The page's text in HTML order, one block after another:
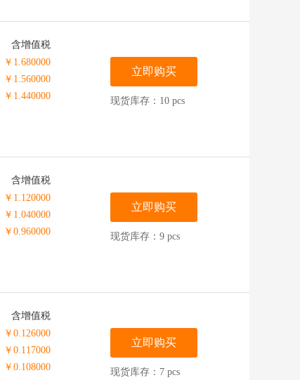
含增值税
￥1.680000
￥1.560000
￥1.440000
立即购买
现货库存：10 pcs
含增值税
￥1.120000
￥1.040000
￥0.960000
立即购买
现货库存：9 pcs
含增值税
￥0.126000
￥0.117000
￥0.108000
立即购买
现货库存：7 pcs